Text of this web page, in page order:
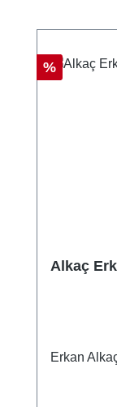
Discount
%
Alkaç
Erkan